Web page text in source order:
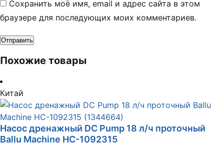
Сохранить моё имя, email и адрес сайта в этом
браузере для последующих моих комментариев.
Похожие товары
Китай
Насос дренажный DC Pump 18 л/ч проточный
Ballu Machine НС-1092315